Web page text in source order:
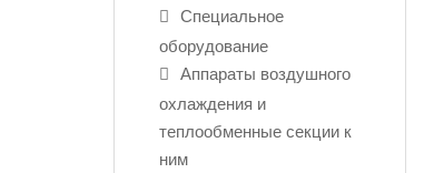
Специальное
оборудование
Аппараты воздушного
охлаждения и
теплообменные секции к
ним